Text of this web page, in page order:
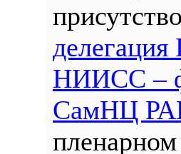
НИИСС –
СамНЦ
пленарном